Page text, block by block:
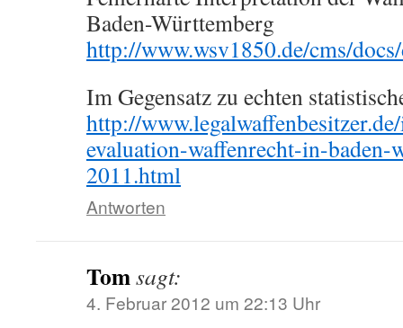
Baden-Württemberg
http://www.wsv1850.de/cms/
Im Gegensatz zu echten
http://
evaluation-waffenrecht-in-baden-
2011.html
Antworten
Tomsagt:
4. Februar 2012 um 22:13 Uhr